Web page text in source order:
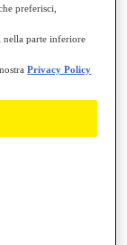
Edition;Formula
su una baseT598
spenta.
preferisci,
nella parte inferiore
Privacy Policy